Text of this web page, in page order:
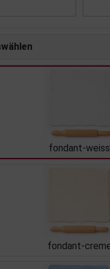
fondant-weiss
fondant-